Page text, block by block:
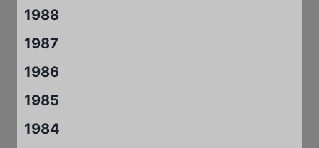
1988
1987
1986
1985
1984